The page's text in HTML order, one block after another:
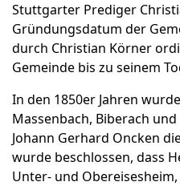
Stuttgarter Prediger
Gründungsdatum der
durch Christian Körner
Gemeinde bis zu seinem
In den 1850er Jahren
Massenbach, Biberach
Johann Gerhard Oncken
wurde beschlossen, dass
Unter- und